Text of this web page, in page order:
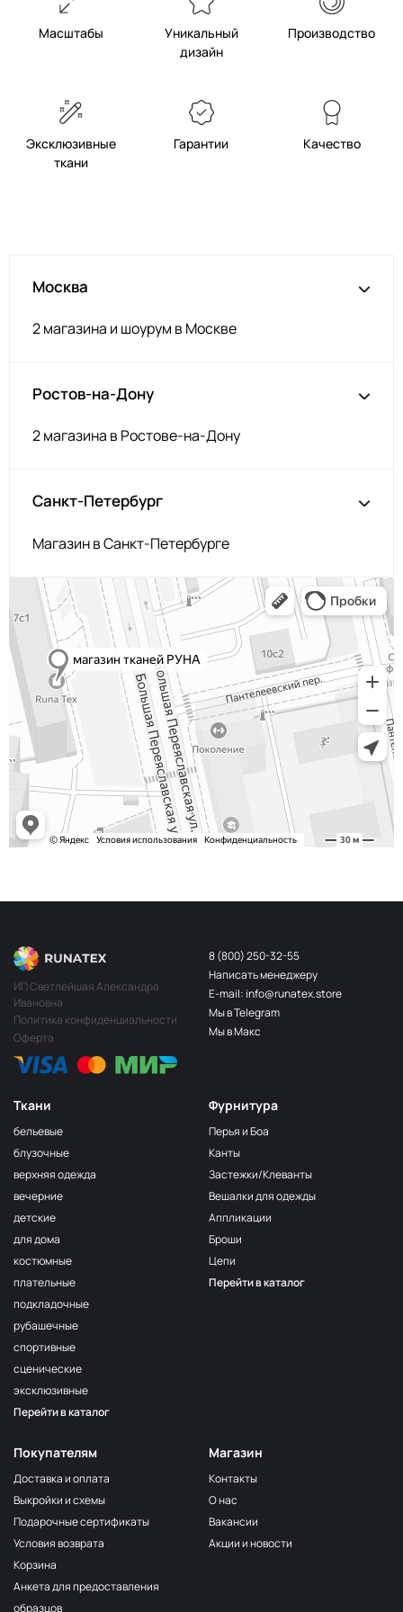
Масштабы
Уникальный
дизайн
Производство
Эксклюзивные
ткани
Гарантии Качество
Москва
2 магазина и шоурум в Москве
Ростов-на-Дону
2 магазина в Ростове-на-Дону
Санкт-Петербург
Магазин в Санкт-Петербурге
Ткани
бельевые
блузочные
верхняя одежда
вечерние
детские
для дома
костюмные
плательные
подкладочные
рубашечные
спортивные
сценические
эксклюзивные
Перейти в каталог
Фурнитура
Перья и Боа
Канты
Застежки/Клеванты
Вешалки для одежды
Аппликации
Броши
Цепи
Перейти в каталог
Покупателям
Доставка и оплата
Выкройки и схемы
Подарочные сертификаты
Условия возврата
Корзина
Анкета для предоставления
образцов
Магазин
Контакты
О нас
Вакансии
Акции и новости
ИП Светлейшая Александра
Ивановна
Политика конфиденциальности
Оферта
8 (800) 250-32-55
Написать менеджеру
E-mail: info@runatex.store
Мы в Telegram
Мы в Макс